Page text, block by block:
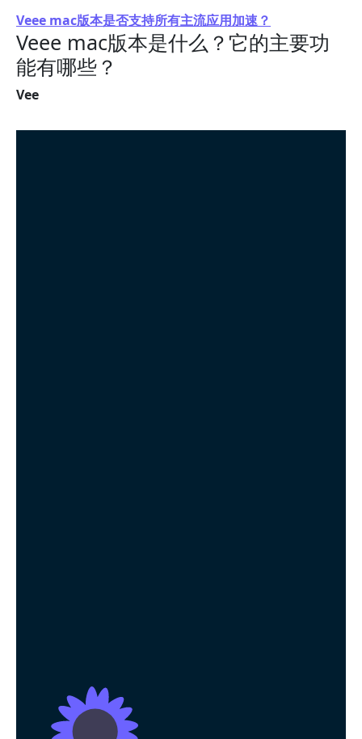
Veee mac版本是否支持所有主流应用加速？
Veee mac版本是什么？它的主要功
能有哪些？
Vee